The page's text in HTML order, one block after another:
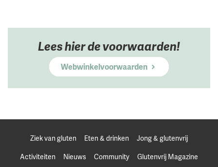
Lees hier de voorwaarden!
Webwinkelvoorwaarden
Ziek van gluten Eten & drinken
Jong & glutenvrij
Activiteiten
Nieuws Community
Glutenvrij Magazine